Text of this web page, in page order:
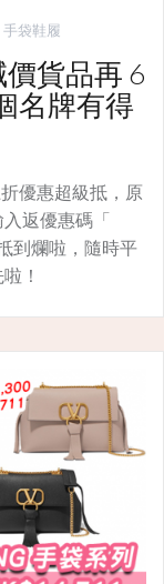
手袋鞋履
價貨品再 6
名牌有得
優惠超級抵，原
返優惠碼「
到爛啦，隨時平
！